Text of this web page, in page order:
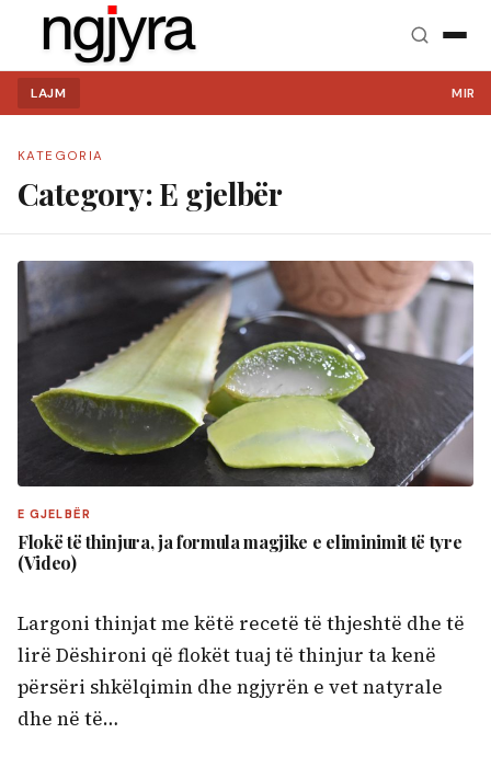
Kërko:
LAJM MIRË
KATEGORIA
Category:E gjelbër
E GJELBËR
Flokë të thinjura, ja formula magjike e eliminimit të tyre
(Video)
Largoni thinjat me këtë recetë të thjeshtë dhe të
lirë Dëshironi që flokët tuaj të thinjur ta kenë
përsëri shkëlqimin dhe ngjyrën e vet natyrale
dhe në të…